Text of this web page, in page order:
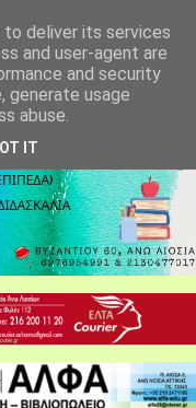
deliver its services
and user-agent are
and security
generate usage
abuse.
IT